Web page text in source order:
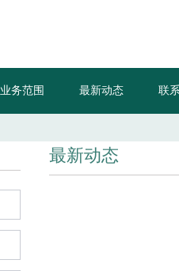
业务范围 最新动态 联
最新动态